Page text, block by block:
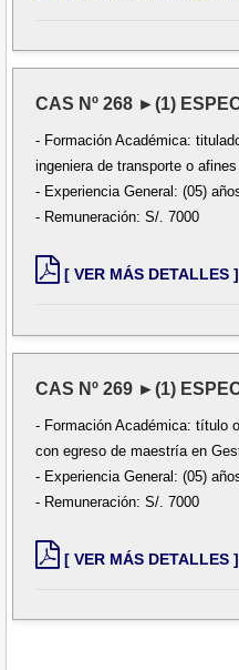
CAS Nº 268 ►(1)
- Formación Académica:
ingeniera de transporte o
- Experiencia General: (05)
- Remuneración: S/. 7000
[ VER MÁS DETALLES ]
CAS Nº 269 ►(1)
- Formación Académica: título
con egreso de maestría en
- Experiencia General: (05)
- Remuneración: S/. 7000
[ VER MÁS DETALLES ]